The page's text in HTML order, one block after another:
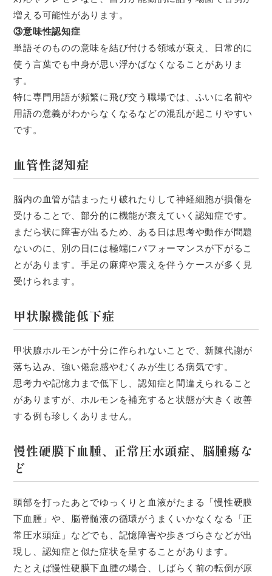
増える可能性があります。
③意味性認知症
単語そのものの意味を結び付ける領域が衰え、日常的に
使う言葉でも中身が思い浮かばなくなることがありま
す。
特に専門用語が頻繁に飛び交う職場では、ふいに名前や
用語の意義がわからなくなるなどの混乱が起こりやすい
です。
血管性認知症
脳内の血管が詰まったり破れたりして神経細胞が損傷を
受けることで、部分的に機能が衰えていく認知症です。
まだら状に障害が出るため、ある日は思考や動作が問題
ないのに、別の日には極端にパフォーマンスが下がるこ
とがあります。手足の麻痺や震えを伴うケースが多く見
受けられます。
甲状腺機能低下症
甲状腺ホルモンが十分に作られないことで、新陳代謝が
落ち込み、強い倦怠感やむくみが生じる病気です。
思考力や記憶力まで低下し、認知症と間違えられること
がありますが、ホルモンを補充すると状態が大きく改善
する例も珍しくありません。
慢性硬膜下血腫、正常圧水頭症、脳腫瘍な
ど
頭部を打ったあとでゆっくりと血液がたまる「慢性硬膜
下血腫」や、脳脊髄液の循環がうまくいかなくなる「正
常圧水頭症」などでも、記憶障害や歩きづらさなどが出
現し、認知症と似た症状を呈することがあります。
たとえば慢性硬膜下血腫の場合、しばらく前の転倒が原